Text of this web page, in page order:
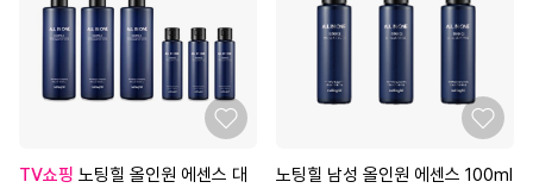
TV쇼핑
노팅힐 남성 올인원 에센스 100ml